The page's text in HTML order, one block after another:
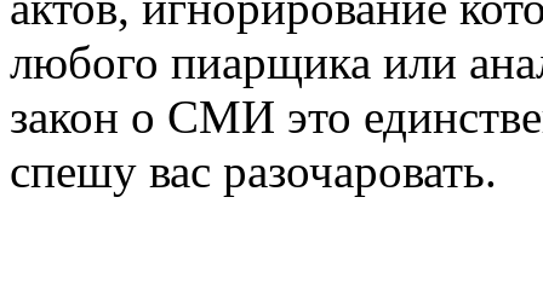
любого пиарщика или
закон о СМИ это
спешу вас разочаровать.